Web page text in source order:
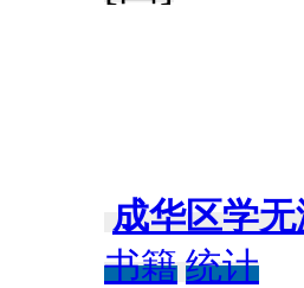
成华区学
书籍 统计